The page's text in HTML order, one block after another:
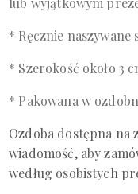
* Ręcznie
* Szerokość około 3
* Pakowana w
Ozdoba dostępna na
wiadomość, aby
według osobistych